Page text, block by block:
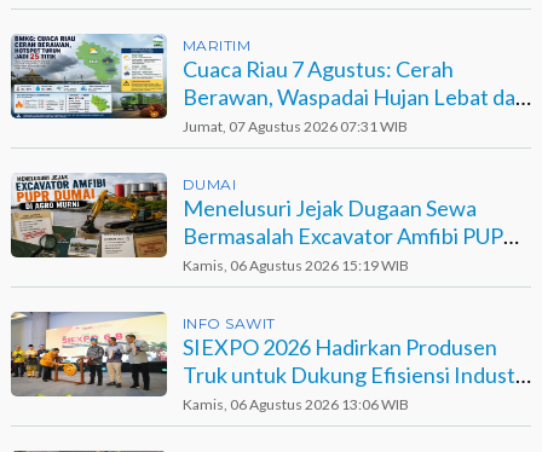
MARITIM
Cuaca Riau 7 Agustus: Cerah
Berawan, Waspadai Hujan Lebat dan
Petir
Jumat, 07 Agustus 2026 07:31 WIB
DUMAI
Menelusuri Jejak Dugaan Sewa
Bermasalah Excavator Amfibi PUPR
Dumai di Agro Murni
Kamis, 06 Agustus 2026 15:19 WIB
INFO SAWIT
SIEXPO 2026 Hadirkan Produsen
Truk untuk Dukung Efisiensi Industri
Sawit
Kamis, 06 Agustus 2026 13:06 WIB